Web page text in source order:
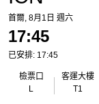
首爾, 8月1日 週六
17:45
已安排: 17:45
檢票口
L
客運大樓
T1